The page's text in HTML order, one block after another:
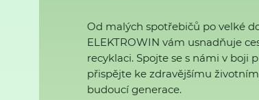
Od malých spotřebičů po velké
ELEKTROWIN vám usnadňuje
recyklaci. Spojte se s námi v boji
přispějte ke zdravějšímu
budoucí generace.